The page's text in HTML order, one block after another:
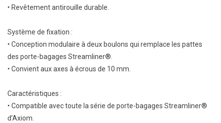
• Revêtement antirouille durable.
Système de fixation :
• Conception modulaire à deux boulons qui remplace les pattes
des porte-bagages Streamliner®.
• Convient aux axes à écrous de 10 mm.
Caractéristiques :
• Compatible avec toute la série de porte-bagages Streamliner®
d’Axiom.